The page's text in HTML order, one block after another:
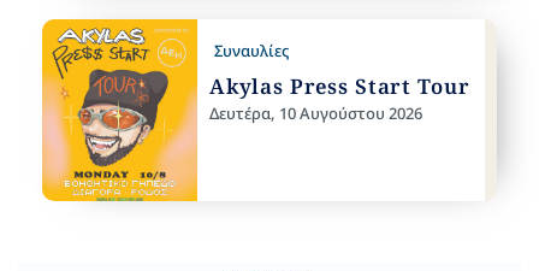
Συναυλίες
Akylas Press Start Tour
Δευτέρα, 10 Αυγούστου 2026